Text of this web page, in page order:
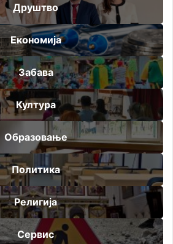
Друштво
Економија
Забава
Култура
Образовање
Политика
Религија
Сервис